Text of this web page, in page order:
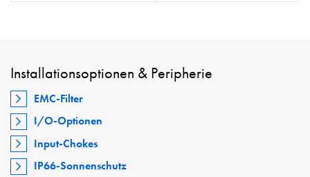
Installationsoptionen & Peripherie
EMC-Filter
I/O-Optionen
Input-Chokes
IP66-Sonnenschutz